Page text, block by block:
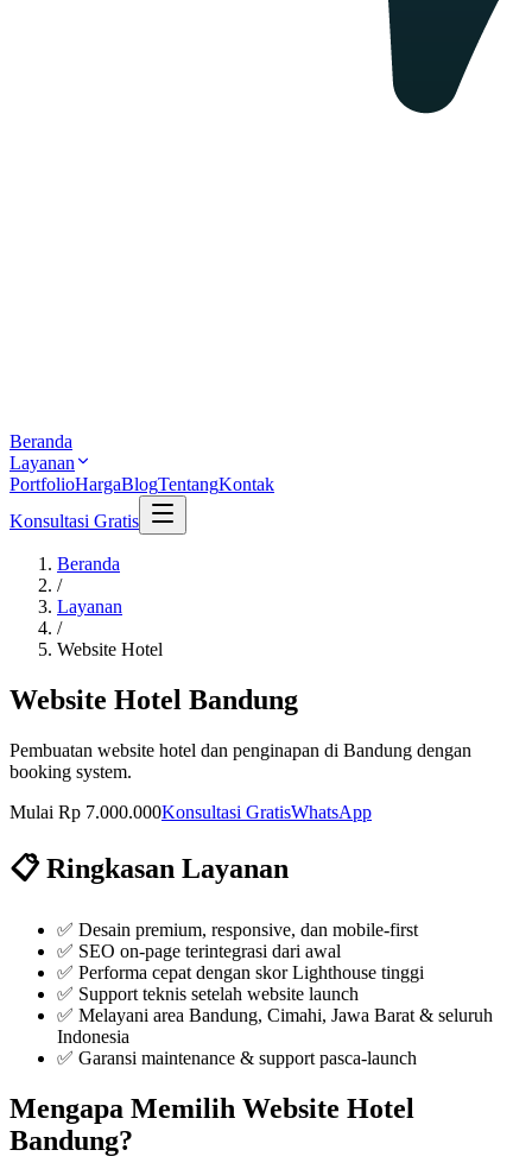
Beranda
Layanan
PortfolioHargaBlogTentangKontak
Konsultasi Gratis
Beranda
/
Layanan
/
Website Hotel
Website Hotel Bandung
Pembuatan website hotel dan penginapan di Bandung dengan
booking system.
Mulai Rp 7.000.000Konsultasi GratisWhatsApp
📋 Ringkasan Layanan
✅ Desain premium, responsive, dan mobile-first
✅ SEO on-page terintegrasi dari awal
✅ Performa cepat dengan skor Lighthouse tinggi
✅ Support teknis setelah website launch
✅ Melayani area Bandung, Cimahi, Jawa Barat & seluruh
Indonesia
✅ Garansi maintenance & support pasca-launch
Mengapa Memilih Website Hotel
Bandung?